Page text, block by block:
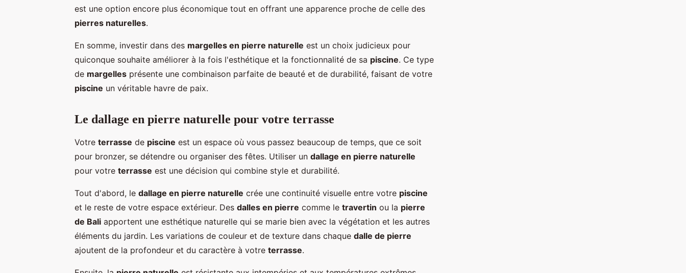
est une option encore plus économique tout en offrant une apparence proche de celle des
pierres naturelles.
En somme, investir dans des margelles en pierre naturelle est un choix judicieux pour
quiconque souhaite améliorer à la fois l'esthétique et la fonctionnalité de sa piscine. Ce type
de margelles présente une combinaison parfaite de beauté et de durabilité, faisant de votre
piscine un véritable havre de paix.
Le dallage en pierre naturelle pour votre terrasse
Votre terrasse de piscine est un espace où vous passez beaucoup de temps, que ce soit
pour bronzer, se détendre ou organiser des fêtes. Utiliser un dallage en pierre naturelle
pour votre terrasse est une décision qui combine style et durabilité.
Tout d'abord, le dallage en pierre naturelle crée une continuité visuelle entre votre piscine
et le reste de votre espace extérieur. Des dalles en pierre comme le travertin ou la pierre
de Bali apportent une esthétique naturelle qui se marie bien avec la végétation et les autres
éléments du jardin. Les variations de couleur et de texture dans chaque dalle de pierre
ajoutent de la profondeur et du caractère à votre terrasse.